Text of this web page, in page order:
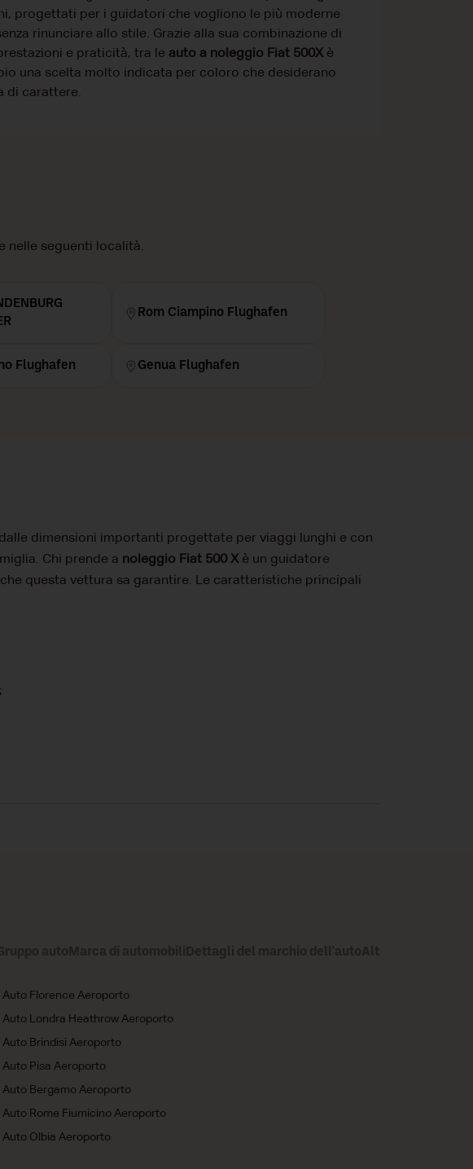
progettati per i guidatori che vogliono le più moderne
rinunciare allo stile. Grazie alla sua combinazione di
e praticità, tra le auto a noleggio Fiat 500Xè
una scelta molto indicata per coloro che desiderano
di carattere.
nelle seguenti località.
Rom Ciampino Flughafen
Flughafen Genua Flughafen
dimensioni importanti progettate per viaggi lunghi e con
Chi prende a noleggio Fiat 500 Xè un guidatore
questa vettura sa garantire. Le caratteristiche principali
Auto Florence Aeroporto
Auto Londra Heathrow Aeroporto
Auto Brindisi Aeroporto
Auto Pisa Aeroporto
Auto Bergamo Aeroporto
Auto Rome Fiumicino Aeroporto
Auto Olbia Aeroporto